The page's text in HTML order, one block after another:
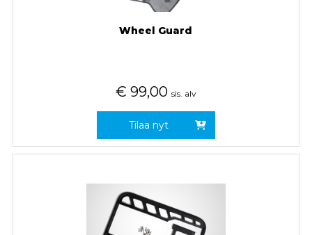
Wheel Guard
€ 99,00 sis. alv
Tilaa nyt